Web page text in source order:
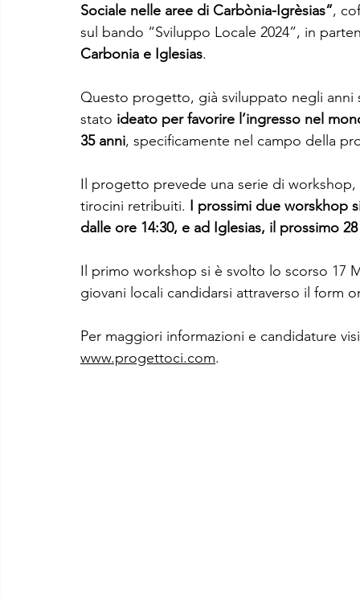
Sociale nelle aree di Carbònia-Igrèsias”,
sul bando “Sviluppo Locale 2024”, in
Carbonia e Iglesias.
Questo progetto, già sviluppato negli anni
stato ideato per favorire l’ingresso nel
35 anni, specificamente nel campo della
Il progetto prevede una serie di
tirocini retribuiti. I prossimi due worskhop
dalle ore 14:30, e ad Iglesias, il prossimo
Il primo workshop si è svolto lo scorso 17
giovani locali candidarsi attraverso il form
Per maggiori informazioni e candidature
www.progettoci.com.